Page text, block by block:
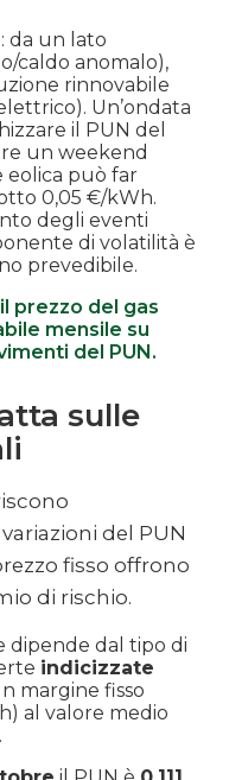
294.91 +31.4%
224.51 +6.2%
211.50 -50.8%
429.92 -20.8%
543.15 +23.0%
441.65
271.31 +17.9%
230.06 -6.5%
€ 245.97 -20.2%
da un lato
caldo anomalo),
rinnovabile
Un’ondata
il PUN del
un weekend
eolica può far
0,05 €/kWh.
degli eventi
di volatilità è
prevedibile.
prezzo del gas
mensile su
del PUN.
sulle
del PUN
fisso offrono
di rischio.
dipende dal tipo di
indicizzate
margine fisso
al valore medio